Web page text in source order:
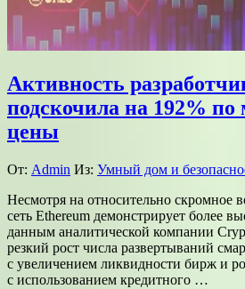
Активность
подскочила на 192% по
цены
От: Admin Из: Умный дом и
Несмотря на относительно скромное
сеть Ethereum демонстрирует более
данным аналитической компании
резкий рост числа развертываний
с увеличением ликвидности бирж и
с использованием кредитного …